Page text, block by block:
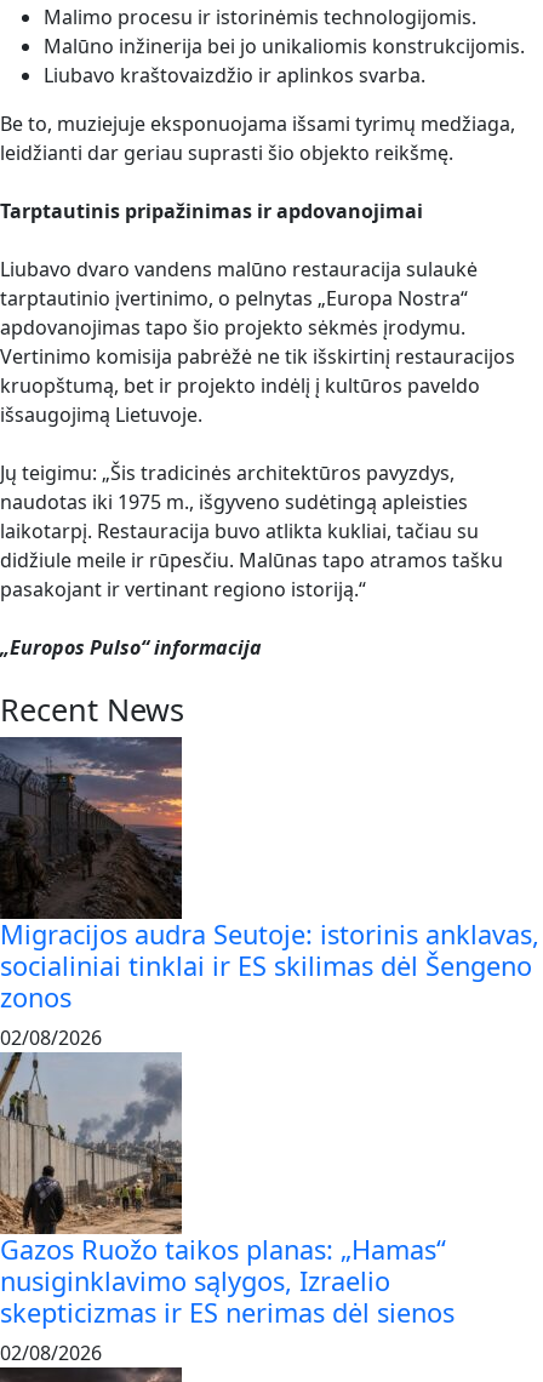
Malimo procesu ir istorinėmis technologijomis.
Malūno inžinerija bei jo unikaliomis konstrukcijomis.
Liubavo kraštovaizdžio ir aplinkos svarba.
Be to, muziejuje eksponuojama išsami tyrimų medžiaga,
leidžianti dar geriau suprasti šio objekto reikšmę.
Tarptautinis pripažinimas ir apdovanojimai
Liubavo dvaro vandens malūno restauracija sulaukė
tarptautinio įvertinimo, o pelnytas „Europa Nostra“
apdovanojimas tapo šio projekto sėkmės įrodymu.
Vertinimo komisija pabrėžė ne tik išskirtinį restauracijos
kruopštumą, bet ir projekto indėlį į kultūros paveldo
išsaugojimą Lietuvoje.
Jų teigimu: „Šis tradicinės architektūros pavyzdys,
naudotas iki 1975 m., išgyveno sudėtingą apleisties
laikotarpį. Restauracija buvo atlikta kukliai, tačiau su
didžiule meile ir rūpesčiu. Malūnas tapo atramos tašku
pasakojant ir vertinant regiono istoriją.“
„Europos Pulso“ informacija
Recent News
Migracijos audra Seutoje: istorinis anklavas,
socialiniai tinklai ir ES skilimas dėl Šengeno
zonos
02/08/2026
Gazos Ruožo taikos planas: „Hamas“
nusiginklavimo sąlygos, Izraelio
skepticizmas ir ES nerimas dėl sienos
02/08/2026